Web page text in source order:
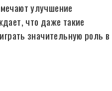
улучшение
что даже такие
значительную роль в